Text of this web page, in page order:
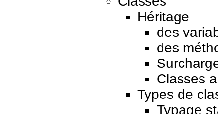
Héritage
des
des
Classes
Types de
Typage